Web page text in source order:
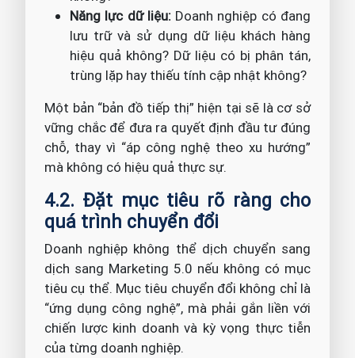
Năng lực dữ liệu:Doanh nghiệp có đang
lưu trữ và sử dụng dữ liệu khách hàng
hiệu quả không? Dữ liệu có bị phân tán,
trùng lặp hay thiếu tính cập nhật không?
Một bản “bản đồ tiếp thị” hiện tại sẽ là cơ sở
vững chắc để đưa ra quyết định đầu tư đúng
chỗ, thay vì “áp công nghệ theo xu hướng”
mà không có hiệu quả thực sự.
4.2. Đặt mục tiêu rõ ràng cho
quá trình chuyển đổi
Doanh nghiệp không thể dịch chuyển sang
dịch sang Marketing 5.0 nếu không có mục
tiêu cụ thể. Mục tiêu chuyển đổi không chỉ là
“ứng dụng công nghệ”, mà phải gắn liền với
chiến lược kinh doanh và kỳ vọng thực tiễn
của từng doanh nghiệp.